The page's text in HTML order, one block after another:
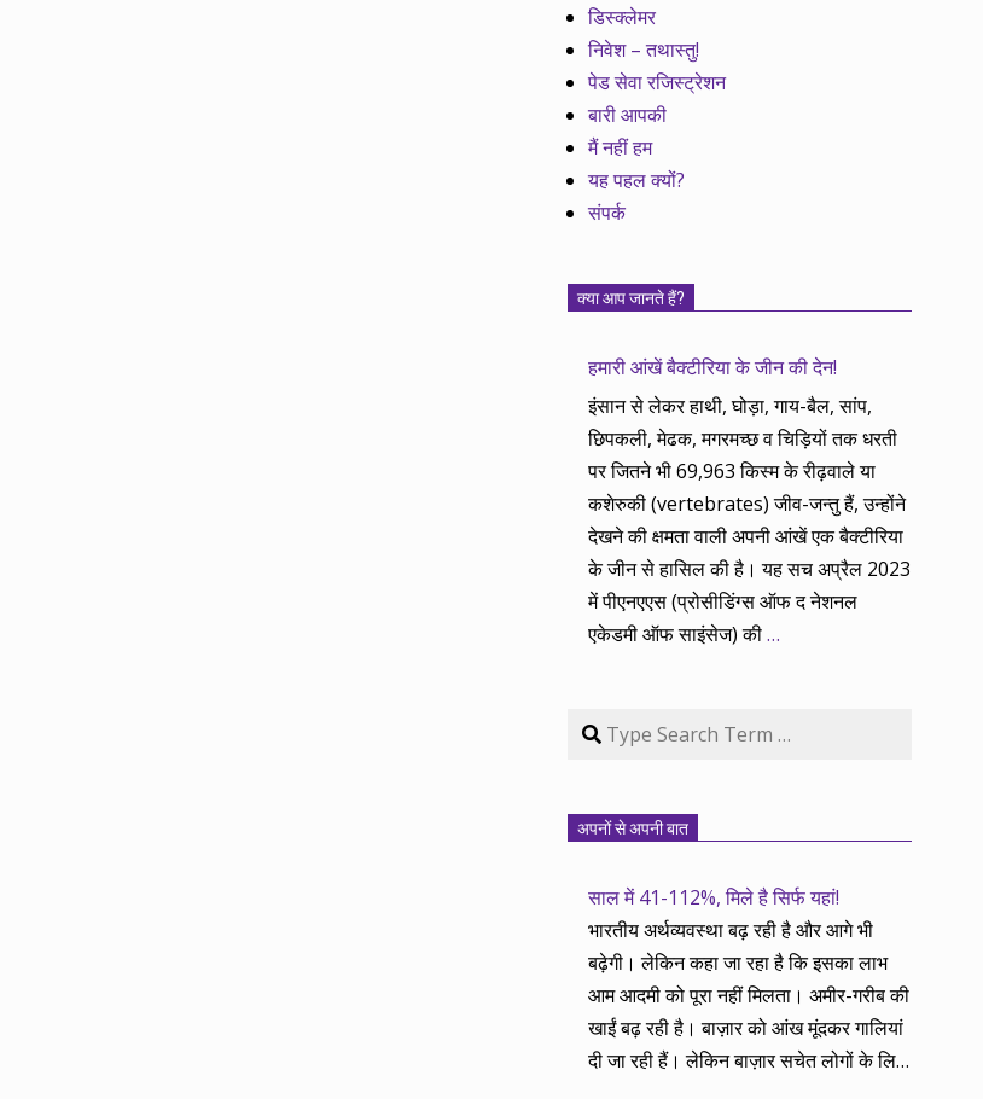
डिस्क्लेमर
निवेश – तथास्तु!
पेड सेवा रजिस्ट्रेशन
बारी आपकी
मैं नहीं हम
यह पहल क्यों?
संपर्क
क्या आप जानते हैं?
हमारी आंखें बैक्टीरिया के जीन की देन!
इंसान से लेकर हाथी, घोड़ा, गाय-बैल, सांप,
छिपकली, मेढक, मगरमच्छ व चिड़ियों तक धरती
पर जितने भी 69,963 किस्म के रीढ़वाले या
कशेरुकी (vertebrates) जीव-जन्तु हैं, उन्होंने
देखने की क्षमता वाली अपनी आंखें एक बैक्टीरिया
के जीन से हासिल की है। यह सच अप्रैल 2023
में पीएनएएस (प्रोसीडिंग्स ऑफ द नेशनल
एकेडमी ऑफ साइंसेज) की…
Search
अपनों से अपनी बात
साल में 41-112%, मिले है सिर्फ यहां!
भारतीय अर्थव्यवस्था बढ़ रही है और आगे भी
बढ़ेगी। लेकिन कहा जा रहा है कि इसका लाभ
आम आदमी को पूरा नहीं मिलता। अमीर-गरीब की
खाईं बढ़ रही है। बाज़ार को आंख मूंदकर गालियां
दी जा रही हैं। लेकिन बाज़ार सचेत लोगों के लिए